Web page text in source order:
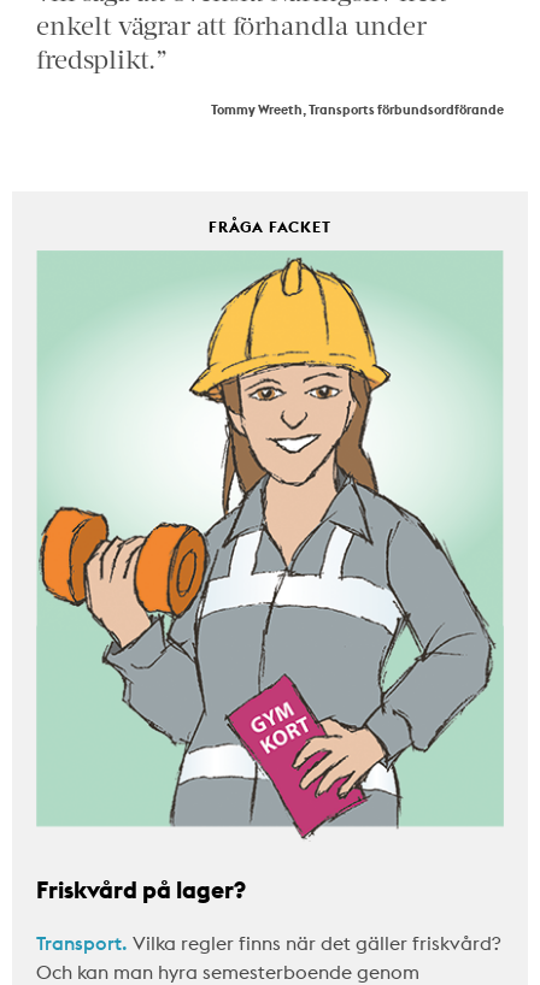
enkelt vägrar att förhandla under
fredsplikt.”
Tommy Wreeth, Transports förbundsordförande
FRÅGA FACKET
Friskvård på lager?
Transport. Vilka regler finns när det gäller friskvård?
Och kan man hyra semesterboende genom